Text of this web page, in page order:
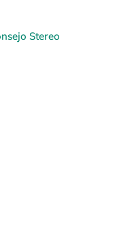
Stereo